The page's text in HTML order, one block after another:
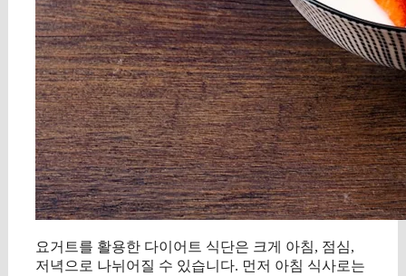
요거트를 활용한 다이어트 식단은 크게 아침, 점심,
저녁으로 나뉘어질 수 있습니다. 먼저 아침 식사로는